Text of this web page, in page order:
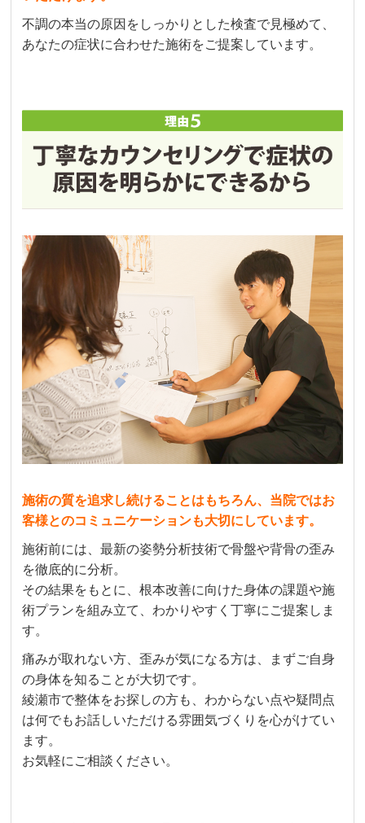
不調の本当の原因をしっかりとした検査で見極めて、
あなたの症状に合わせた施術をご提案しています。
施術の質を追求し続けることはもちろん、当院ではお
客様とのコミュニケーションも大切にしています。
施術前には、最新の姿勢分析技術で骨盤や背骨の歪み
を徹底的に分析。
その結果をもとに、根本改善に向けた身体の課題や施
術プランを組み立て、わかりやすく丁寧にご提案しま
す。
痛みが取れない方、歪みが気になる方は、まずご自身
の身体を知ることが大切です。
綾瀬市で整体をお探しの方も、わからない点や疑問点
は何でもお話しいただける雰囲気づくりを心がけてい
ます。
お気軽にご相談ください。